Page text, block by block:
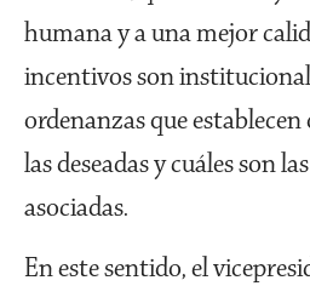
humana y a una mejor
incentivos son
ordenanzas que
las deseadas y cuáles son
asociadas.
En este sentido, el